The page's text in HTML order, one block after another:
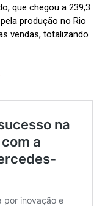
que chegou a 239,3
produção no Rio
vendas, totalizando